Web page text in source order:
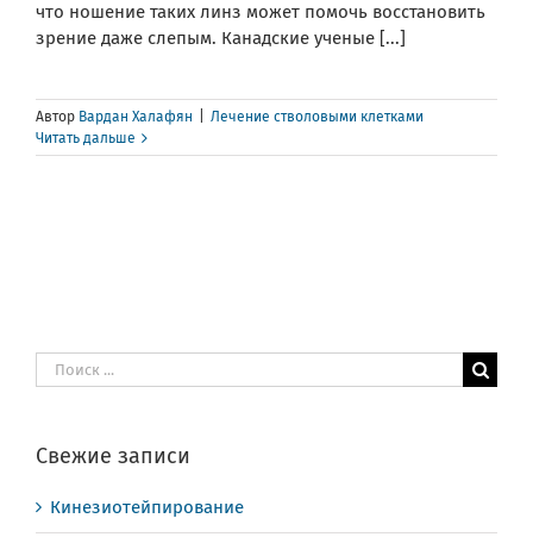
что ношение таких линз может помочь восстановить
зрение даже слепым. Канадские ученые [...]
Автор Вардан Халафян
Лечение стволовыми клетками
Читать дальше
Результат
поиска:
Свежие записи
Кинезиотейпирование